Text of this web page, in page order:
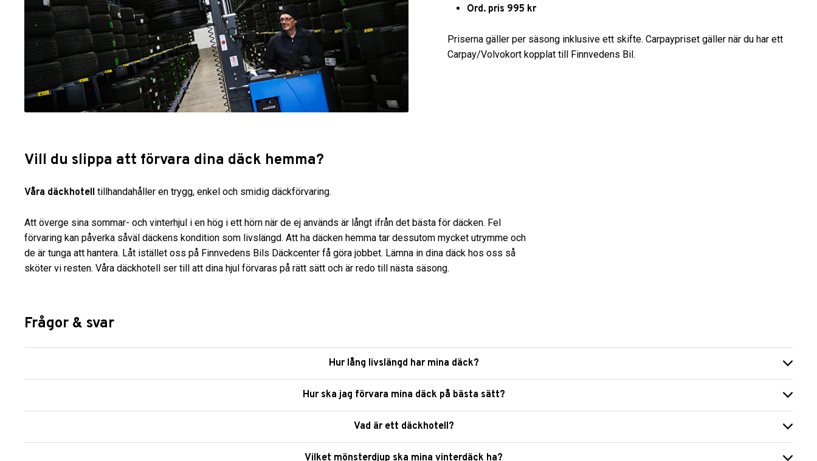
Ord. pris 995 kr
Priserna gäller per säsong inklusive ett skifte. Carpaypriset gäller när du har ett
Carpay/Volvokort kopplat till Finnvedens Bil.
Vill du slippa att förvara dina däck hemma?
Våra däckhotell tillhandahåller en trygg, enkel och smidig däckförvaring.
Att överge sina sommar- och vinterhjul i en hög i ett hörn när de ej används är långt ifrån det bästa för däcken. Fel
förvaring kan påverka såväl däckens kondition som livslängd. Att ha däcken hemma tar dessutom mycket utrymme och
de är tunga att hantera. Låt istället oss på Finnvedens Bils Däckcenter få göra jobbet. Lämna in dina däck hos oss så
sköter vi resten. Våra däckhotell ser till att dina hjul förvaras på rätt sätt och är redo till nästa säsong.
Frågor & svar
Hur lång livslängd har mina däck?
Hur ska jag förvara mina däck på bästa sätt?
Vad är ett däckhotell?
Vilket mönsterdjup ska mina vinterdäck ha?